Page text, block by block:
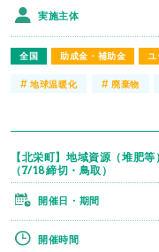
全国 助成金・補助金 ユ
実施主体
#地球温暖化 # 廃棄物
【北栄町】地域資源（堆肥
（7/18締切・鳥取）
開催日・期間
開催時間